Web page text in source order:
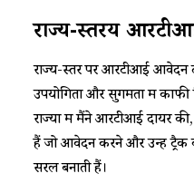
​​राज्य-स्तरीय
​​राज्य-स्तर पर आरटीआई आवेदन
उपयोगिता और सुगमता में काफी
राज्यों में मैंने आरटीआई दायर
हैं जो आवेदन करने और उन्हें ट्रैक
सरल बनाती हैं।​